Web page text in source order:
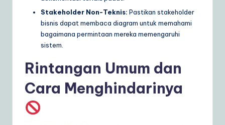
Stakeholder Non-Teknis: Pastikan stakeholder
bisnis dapat membaca diagram untuk memahami
bagaimana permintaan mereka memengaruhi
sistem.
Rintangan Umum dan
Cara Menghindarinya